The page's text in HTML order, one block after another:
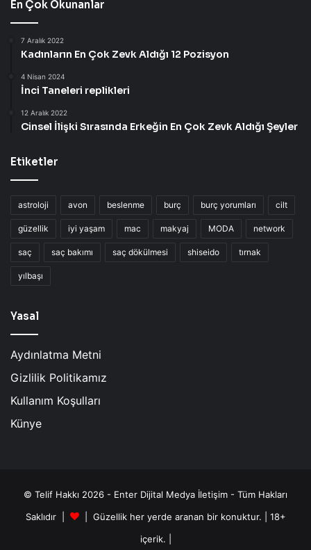
En Çok Okunanlar
7 Aralık 2022
Kadınların En Çok Zevk Aldığı 12 Pozisyon
4 Nisan 2024
İnci Taneleri replikleri
12 Aralık 2022
Cinsel İlişki Sırasında Erkeğin En Çok Zevk Aldığı Şeyler
Etiketler
astroloji avon beslenme burç burç yorumları cilt
güzellik iyi yaşam mac makyaj MODA network
saç saç bakımı saç dökülmesi shiseido tırnak
yılbaşı
Yasal
Aydınlatma Metni
Gizlilik Politikamız
Kullanım Koşulları
Künye
© Telif Hakkı 2026 - Enter Dijital Medya İletişim - Tüm Hakları
Saklıdır |
| Güzellik her yerde aranan bir konuktur. | 18+
içerik. |